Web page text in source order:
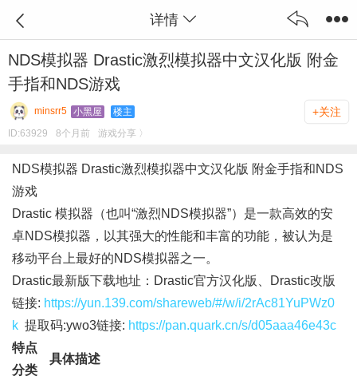
详情
NDS模拟器 Drastic激烈模拟器中文汉化版 附金
手指和NDS游戏
+关注
minsrr5 小黑屋
楼主
ID:63929 8个月前 游戏分享 〉
NDS模拟器 Drastic激烈模拟器中文汉化版 附金手指和NDS
游戏
Drastic 模拟器（也叫“激烈NDS模拟器”）是一款高效的安
卓NDS模拟器，以其强大的性能和丰富的功能，被认为是
移动平台上最好的NDS模拟器之一。
Drastic最新版下载地址：Drastic官方汉化版、Drastic改版
链接: https://yun.139.com/shareweb/#/w/i/2rAc81YuPWz0
k 提取码:ywo3链接: https://pan.quark.cn/s/d05aaa46e43c
特点
分类
具体描述